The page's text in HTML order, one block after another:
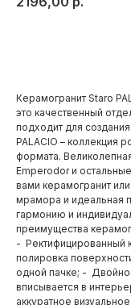
Керамогранит Staro
это качественный
подходит для
PALACIO – коллекция
формата.
Emperodor и
вами керамогранит
мрамора и идеальная
гармонию и
преимущества
- Ректифицированный
полировка
одной пачке; -
вписывается в
аккуратное